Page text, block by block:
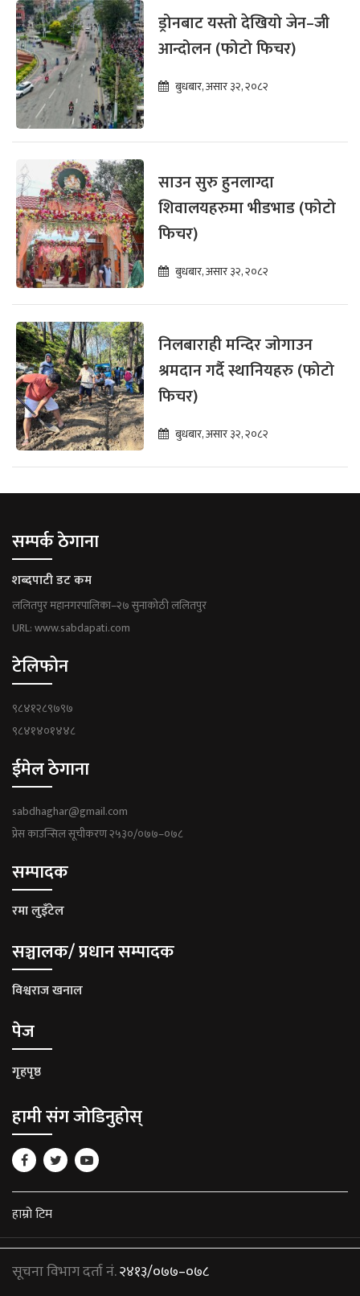
ड्रोनबाट यस्तो देखियो जेन–जी
आन्दोलन (फोटो फिचर)
बुधबार, असार ३२, २०८२
साउन सुरु हुनलाग्दा
शिवालयहरुमा भीडभाड (फोटो
फिचर)
बुधबार, असार ३२, २०८२
निलबाराही मन्दिर जोगाउन
श्रमदान गर्दै स्थानियहरु (फोटो
फिचर)
बुधबार, असार ३२, २०८२
सम्पर्क ठेगाना
शब्दपाटी डट कम
ललितपुर महानगरपालिका–२७ सुनाकोठी ललितपुर
URL: www.sabdapati.com
टेलिफोन
९८४१२८९७९७
९८४१४०१४४८
ईमेल ठेगाना
sabdhaghar@gmail.com
प्रेस काउन्सिल सूचीकरण २५३०/०७७–०७८
सम्पादक
रमा लुइँटेल
सञ्चालक/ प्रधान सम्पादक
विश्वराज खनाल
पेज
गृहपृष्ठ
हामी संग जोडिनुहोस्
हाम्रो टिम
सूचना विभाग दर्ता नं.२४१३/०७७–०७८